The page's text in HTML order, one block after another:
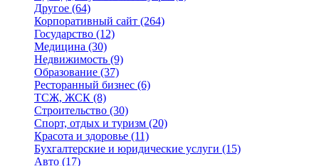
Другое (64)
Корпоративный сайт (264)
Государство (12)
Медицина (30)
Недвижимость (9)
Образование (37)
Ресторанный бизнес (6)
ТСЖ, ЖСК (8)
Строительство (30)
Спорт, отдых и туризм (20)
Красота и здоровье (11)
Бухгалтерские и юридические услуги (15)
Авто (17)